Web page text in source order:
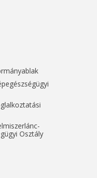
Osztály